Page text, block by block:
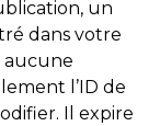
un
dans votre
aucune
l’ID de
Il expire